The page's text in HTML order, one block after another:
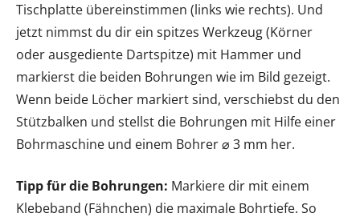
Tischplatte übereinstimmen (links wie rechts). Und
jetzt nimmst du dir ein spitzes Werkzeug (Körner
oder ausgediente Dartspitze) mit Hammer und
markierst die beiden Bohrungen wie im Bild gezeigt.
Wenn beide Löcher markiert sind, verschiebst du den
Stützbalken und stellst die Bohrungen mit Hilfe einer
Bohrmaschine und einem Bohrer ⌀ 3 mm her.
Tipp für die Bohrungen: Markiere dir mit einem
Klebeband (Fähnchen) die maximale Bohrtiefe. So